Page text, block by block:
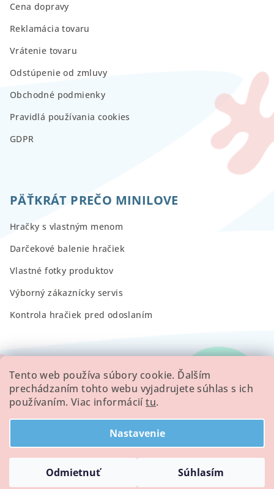
Tento web používa súbory cookie. Ďalším
prechádzaním tohto webu vyjadrujete súhlas s ich
používaním. Viac informáciítu.
Nastavenie
Odmietnuť Súhlasím
Cena dopravy
Reklamácia tovaru
Vrátenie tovaru
Odstúpenie od zmluvy
Obchodné podmienky
Pravidlá používania cookies
GDPR
PÄŤKRÁT PREČO MINILOVE
Hračky s vlastným menom
Darčekové balenie hračiek
Vlastné fotky produktov
Výborný zákaznícky servis
Kontrola hračiek pred odoslaním
RECENZIE
Všetky hodnotenie obchodu
Copyright 2026Minilove. Všetky práva vyhradené.
Vytvoril Shoptet